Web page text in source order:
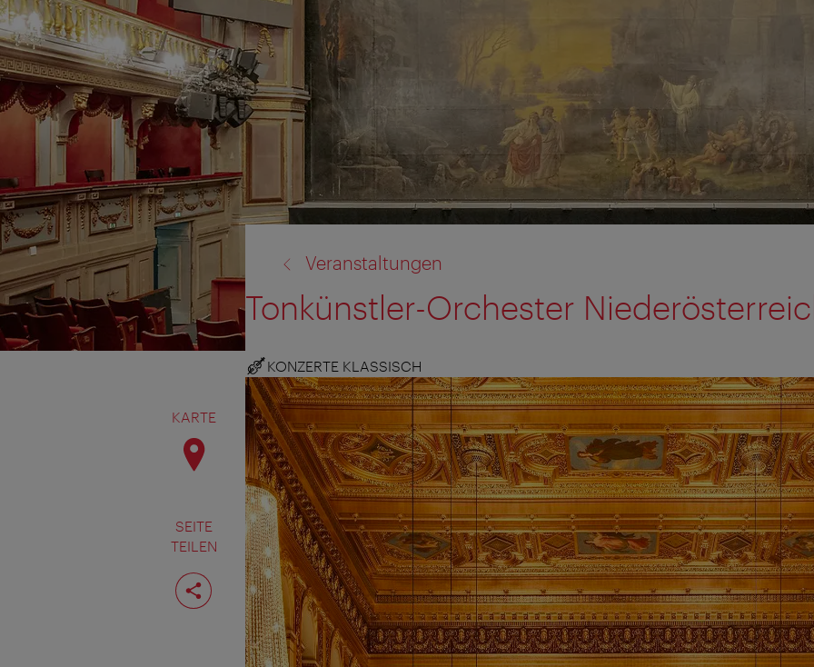
KARTE
SEITE
TEILEN
Seite
teilen
Veranstaltungen
Tonkünstler-Orchester
KONZERTE KLASSISCH